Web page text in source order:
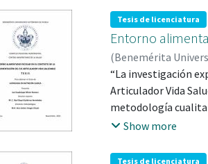
gran número de
efectos
retraso mental
Tesis de licenciatura
Entorno
(Benemérita
0009-0001-5331-
“La investigación
Articulador Vida
metodología
el municipio de
directivos y
Show more
Tesis de licenciatura